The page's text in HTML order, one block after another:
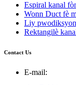
Espiral kanal
Wonn Duct fè
Liy
Rektangilè
Contact Us
E-mail: